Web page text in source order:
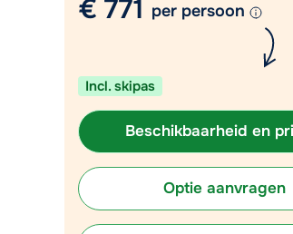
Vul het contactformulier in
er vandaag tot 17:30 uur.
€ 771 per persoon
Incl. skipas
Beschikbaarheid en
Optie aanvragen